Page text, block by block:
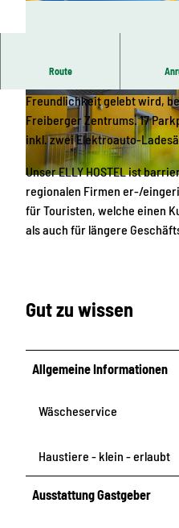
© PC2
Route
Freundlichkeit gelebt wird,
Freiberger Zentrums. 17
inkl. zwei Elektroauto-
Unser ELLY HOSTEL ist
regionalen Firmen er-/
für Touristen, welche einen
als auch für längere
Gut zu wissen
Allgemeine Informationen
Wäscheservice
Haustiere - klein - erlaubt
Ausstattung Gastgeber